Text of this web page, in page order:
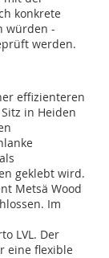
konkrete
würden -
werden.
effizienteren
in Heiden
geklebt wird.
Metsä Wood
Im
LVL. Der
eine flexible